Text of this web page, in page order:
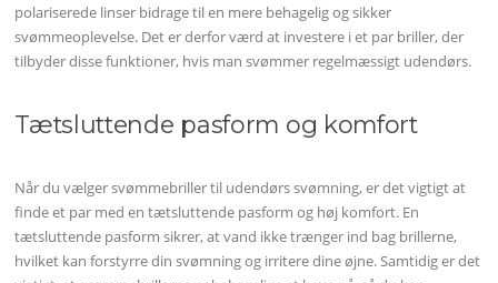
polariserede linser bidrage til en mere behagelig og sikker
svømmeoplevelse. Det er derfor værd at investere i et par briller, der
tilbyder disse funktioner, hvis man svømmer regelmæssigt udendørs.
Tætsluttende pasform og komfort
Når du vælger svømmebriller til udendørs svømning, er det vigtigt at
finde et par med en tætsluttende pasform og høj komfort. En
tætsluttende pasform sikrer, at vand ikke trænger ind bag brillerne,
hvilket kan forstyrre din svømning og irritere dine øjne. Samtidig er det